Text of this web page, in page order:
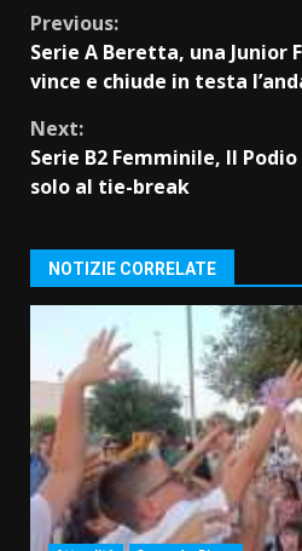
Continue
Reading
Previous:
Serie A Beretta, una Junior
vince e chiude in testa
Next:
Serie B2 Femminile, Il
solo al tie-break
NOTIZIE CORRELATE